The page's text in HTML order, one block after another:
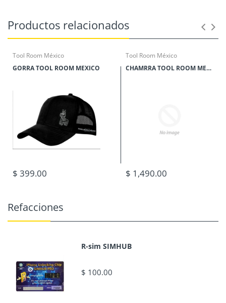
Productos relacionados
Tool Room México
GORRA TOOL ROOM MEXICO
$ 399.00
Tool Room México
CHAMRRA TOOL ROOM MEXICO COLOR MOSTAZA
$ 1,490.00
Refacciones
R-sim SIMHUB
$ 100.00